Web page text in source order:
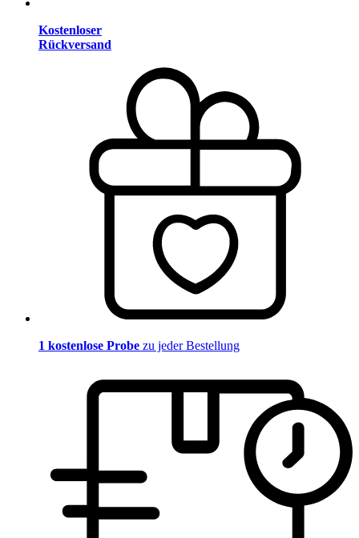
Kostenloser
Rückversand
1 kostenlose Probe zu jeder Bestellung